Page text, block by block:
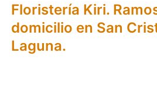
Floristería Kiri.
domicilio en San
Laguna.